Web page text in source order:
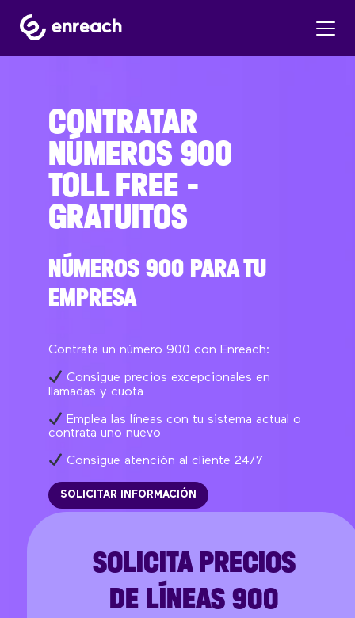
CONTRATAR
NÚMEROS 900
TOLL FREE –
GRATUITOS
NÚMEROS 900 PARA TU
EMPRESA
Contrata un número 900 con Enreach:
Consigue precios excepcionales en
llamadas y cuota
Emplea las líneas con tu sistema actual o
contrata uno nuevo
Consigue atención al cliente 24/7
SOLICITAR INFORMACIÓN
SOLICITA PRECIOS
DE LÍNEAS 900